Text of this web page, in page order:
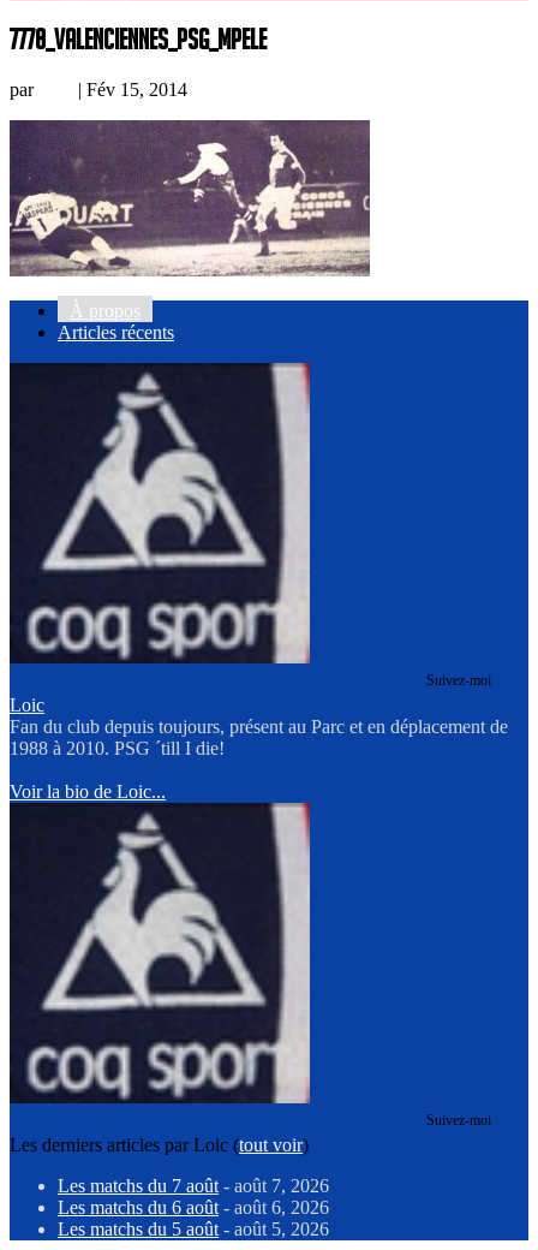
7778_Valenciennes_PSG_MPele
par | Fév 15, 2014
À propos
Articles récents
Suivez-moi
Loic
Fan du club depuis toujours, présent au Parc et en déplacement de
1988 à 2010. PSG ´till I die!
Voir la bio de Loic...
Suivez-moi
Les derniers articles par Loic (tout voir)
Les matchs du 7 août - août 7, 2026
Les matchs du 6 août - août 6, 2026
Les matchs du 5 août - août 5, 2026